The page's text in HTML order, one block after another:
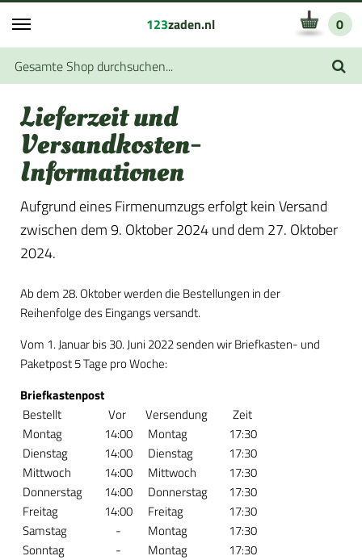
123zaden.nl 0
Lieferzeit und
Versandkosten-
Informationen
Aufgrund eines Firmenumzugs erfolgt kein Versand
zwischen dem 9. Oktober 2024 und dem 27. Oktober
2024.
Ab dem 28. Oktober werden die Bestellungen in der
Reihenfolge des Eingangs versandt.
Vom 1. Januar bis 30. Juni 2022 senden wir Briefkasten- und
Paketpost 5 Tage pro Woche:
Briefkastenpost
Bestellt
Vor Versendung
Zeit
Montag
14:00 Montag
17:30
Dienstag
14:00 Dienstag
17:30
Mittwoch
14:00 Mittwoch
17:30
Donnerstag
14:00 Donnerstag
17:30
Freitag
14:00 Freitag
17:30
Samstag
- Montag
17:30
Sonntag
- Montag 17:30